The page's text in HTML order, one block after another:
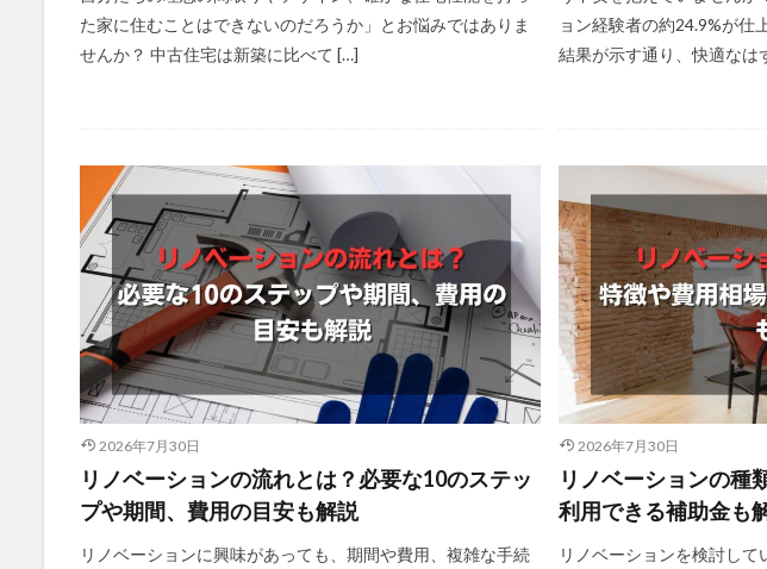
た家に住むことはできないのだろうか」とお悩みではありま
せんか？ 中古住宅は新築に比べて […]
ョン経験者の約24.9%が仕
結果が示す通り、快適なは
2026年7月30日
リノベーションの流れとは？必要な10のステッ
プや期間、費用の目安も解説
リノベーションに興味があっても、期間や費用、複雑な手続
2026年7月30日
リノベーションの種
利用できる補助金も
リノベーションを検討して